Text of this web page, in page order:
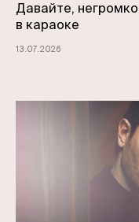
Давайте,
в караоке
13.07.2026